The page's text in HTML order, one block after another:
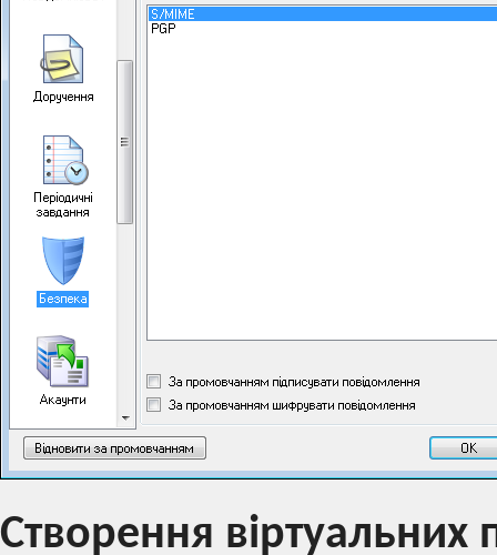
Створення віртуальних